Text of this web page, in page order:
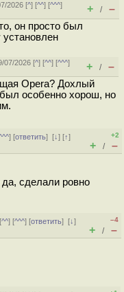
2026 [^] [^^] [^^^]
+ / –
он просто был
07/2026 [^] [^^] [^^^]
+ / –
Opera? Дохлый
особенно хорош, но
] [ответить][↓] [↑]
+2
+ / –
сделали ровно
^^] [^^^] [ответить][↓]
–4
+ / –